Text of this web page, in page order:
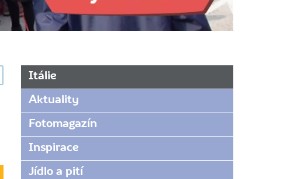
Itálie
Aktuality
Fotomagazín
Inspirace
Jídlo a pití